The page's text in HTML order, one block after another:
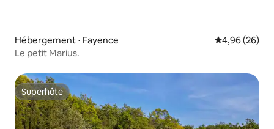
Hébergement ⋅ Fayence Évaluation
4,96 (26)
Le petit Marius.
Superhôte
Superhôte